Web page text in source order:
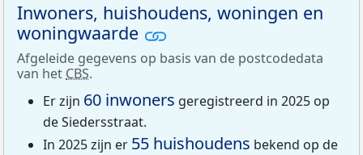
Inwoners, huishoudens, woningen en
woningwaarde
Afgeleide gegevens op basis van de postcodedata
van het CBS.
Er zijn 60 inwoners geregistreerd in 2025 op
de Siedersstraat.
In 2025 zijn er 55 huishoudens bekend op de